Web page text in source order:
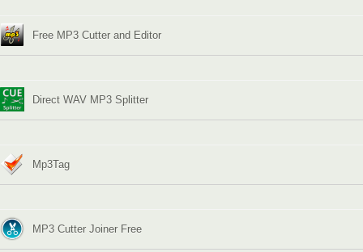
Free MP3 Cutter and Editor
Direct WAV MP3 Splitter
Mp3Tag
MP3 Cutter Joiner Free